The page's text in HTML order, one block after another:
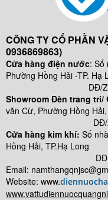
CÔNG TY CỔ PHẦN
0936869863)
Cửa hàng điện nước: Số
Phường Hồng Hải -TP. Hạ
DĐ/ZALO:
Showroom Đèn trang trí/
văn Cừ, Phường Hồng
DĐ/ZALO:
Cửa hàng kim khí: Số nhà
Hồng Hải, TP.Hạ Long
DĐ:
Email:
Website: www.